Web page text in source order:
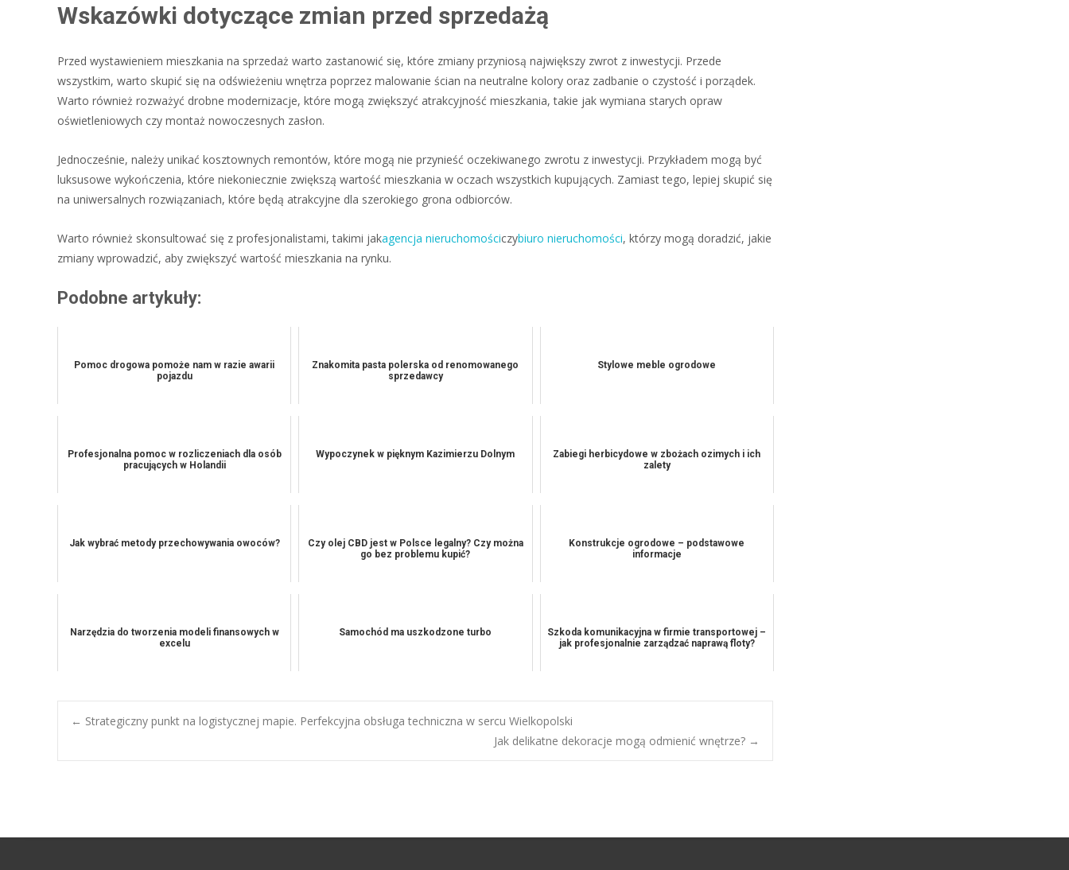
Wskazówki dotyczące zmian przed sprzedażą
Przed wystawieniem mieszkania na sprzedaż warto zastanowić się, które zmiany przyniosą największy zwrot z inwestycji. Przede
wszystkim, warto skupić się na odświeżeniu wnętrza poprzez malowanie ścian na neutralne kolory oraz zadbanie o czystość i porządek.
Warto również rozważyć drobne modernizacje, które mogą zwiększyć atrakcyjność mieszkania, takie jak wymiana starych opraw
oświetleniowych czy montaż nowoczesnych zasłon.
Jednocześnie, należy unikać kosztownych remontów, które mogą nie przynieść oczekiwanego zwrotu z inwestycji. Przykładem mogą być
luksusowe wykończenia, które niekoniecznie zwiększą wartość mieszkania w oczach wszystkich kupujących. Zamiast tego, lepiej skupić się
na uniwersalnych rozwiązaniach, które będą atrakcyjne dla szerokiego grona odbiorców.
Warto również skonsultować się z profesjonalistami, takimi jakagencja nieruchomościczybiuro nieruchomości, którzy mogą doradzić, jakie
zmiany wprowadzić, aby zwiększyć wartość mieszkania na rynku.
Podobne artykuły:
Pomoc drogowa pomoże nam w razie awarii
pojazdu
Znakomita pasta polerska od renomowanego
sprzedawcy
Stylowe meble ogrodowe
Profesjonalna pomoc w rozliczeniach dla osób
pracujących w Holandii
Wypoczynek w pięknym Kazimierzu Dolnym
Zabiegi herbicydowe w zbożach ozimych i ich
zalety
Jak wybrać metody przechowywania owoców?
Czy olej CBD jest w Polsce legalny? Czy można
go bez problemu kupić?
Konstrukcje ogrodowe – podstawowe
informacje
Narzędzia do tworzenia modeli finansowych w
excelu
Samochód ma uszkodzone turbo
Szkoda komunikacyjna w firmie transportowej –
jak profesjonalnie zarządzać naprawą floty?
Post
← Strategiczny punkt na logistycznej mapie. Perfekcyjna obsługa techniczna w sercu Wielkopolski
Jak delikatne dekoracje mogą odmienić wnętrze? →